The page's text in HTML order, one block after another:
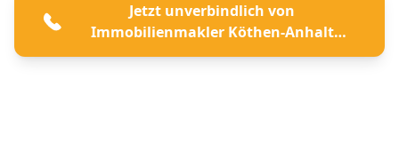
Jetzt unverbindlich von
Immobilienmakler Köthen-Anhalt
beraten lassen